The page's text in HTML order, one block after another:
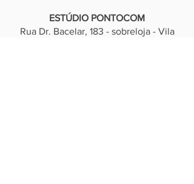
ESTÚDIO PONTOCOM
Rua Dr. Bacelar, 183 - sobreloja - Vila